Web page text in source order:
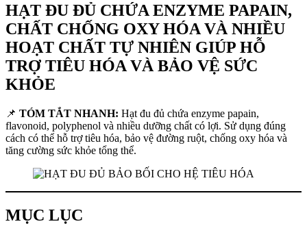
HẠT ĐU ĐỦ CHỨA ENZYME PAPAIN,
CHẤT CHỐNG OXY HÓA VÀ NHIỀU
HOẠT CHẤT TỰ NHIÊN GIÚP HỖ
TRỢ TIÊU HÓA VÀ BẢO VỆ SỨC
KHỎE
📌 TÓM TẮT NHANH: Hạt đu đủ chứa enzyme papain,
flavonoid, polyphenol và nhiều dưỡng chất có lợi. Sử dụng đúng
cách có thể hỗ trợ tiêu hóa, bảo vệ đường ruột, chống oxy hóa và
tăng cường sức khỏe tổng thể.
MỤC LỤC